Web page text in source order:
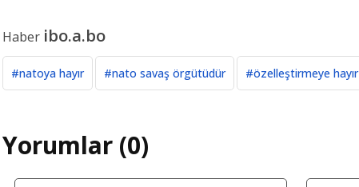
Haber ibo.a.bo
#natoya hayır #nato savaş örgütüdür #özelleştirmeye hayır
Yorumlar (0)